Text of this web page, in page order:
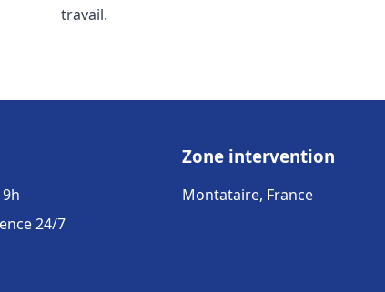
travail.
24/7
Zone intervention
Montataire, France